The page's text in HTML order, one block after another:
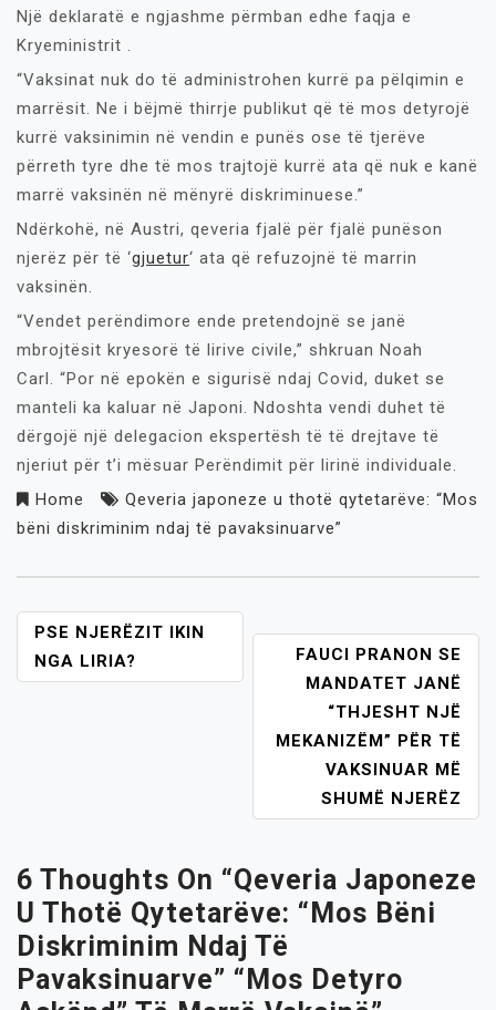
Një deklaratë e ngjashme përmban edhe faqja e
Kryeministrit .
“Vaksinat nuk do të administrohen kurrë pa pëlqimin e
marrësit. Ne i bëjmë thirrje publikut që të mos detyrojë
kurrë vaksinimin në vendin e punës ose të tjerëve
përreth tyre dhe të mos trajtojë kurrë ata që nuk e kanë
marrë vaksinën në mënyrë diskriminuese.”
Ndërkohë, në Austri, qeveria fjalë për fjalë punëson
njerëz për të ‘gjuetur‘ ata që refuzojnë të marrin
vaksinën.
“Vendet perëndimore ende pretendojnë se janë
mbrojtësit kryesorë të lirive civile,” shkruan Noah
Carl. “Por në epokën e sigurisë ndaj Covid, duket se
manteli ka kaluar në Japoni. Ndoshta vendi duhet të
dërgojë një delegacion ekspertësh të të drejtave të
njeriut për t’i mësuar Perëndimit për lirinë individuale.
Home
Qeveria japoneze u thotë qytetarëve: “Mos
bëni diskriminim ndaj të pavaksinuarve”
POST
NAVIGATION
PSE NJERËZIT IKIN
NGA LIRIA?
FAUCI PRANON SE
MANDATET JANË
“THJESHT NJË
MEKANIZËM” PËR TË
VAKSINUAR MË
SHUMË NJERËZ
6 Thoughts On “Qeveria Japoneze
U Thotë Qytetarëve: “Mos Bëni
Diskriminim Ndaj Të
Pavaksinuarve” “Mos Detyro